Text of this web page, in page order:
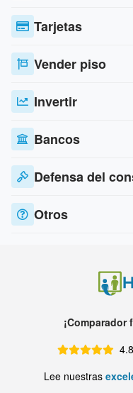
Tarjetas
Vender piso
Invertir
Bancos
Defensa del
Otros
¡Comparador
Lee nuestras